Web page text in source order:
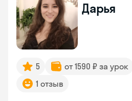
Дарья
5 от 1590 ₽ за урок
1 отзыв